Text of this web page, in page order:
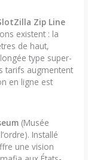
Zip Line
existent : la
de haut,
type super-
tarifs augmentent
en ligne est
(Musée
Installé
une vision